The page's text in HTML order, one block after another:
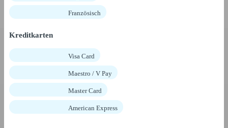
Französisch
Kreditkarten
Visa Card
Maestro / V Pay
Master Card
American Express